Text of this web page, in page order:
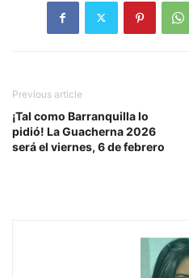
Previous article
¡Tal como Barranquilla lo
pidió! La Guacherna 2026
será el viernes, 6 de febrero